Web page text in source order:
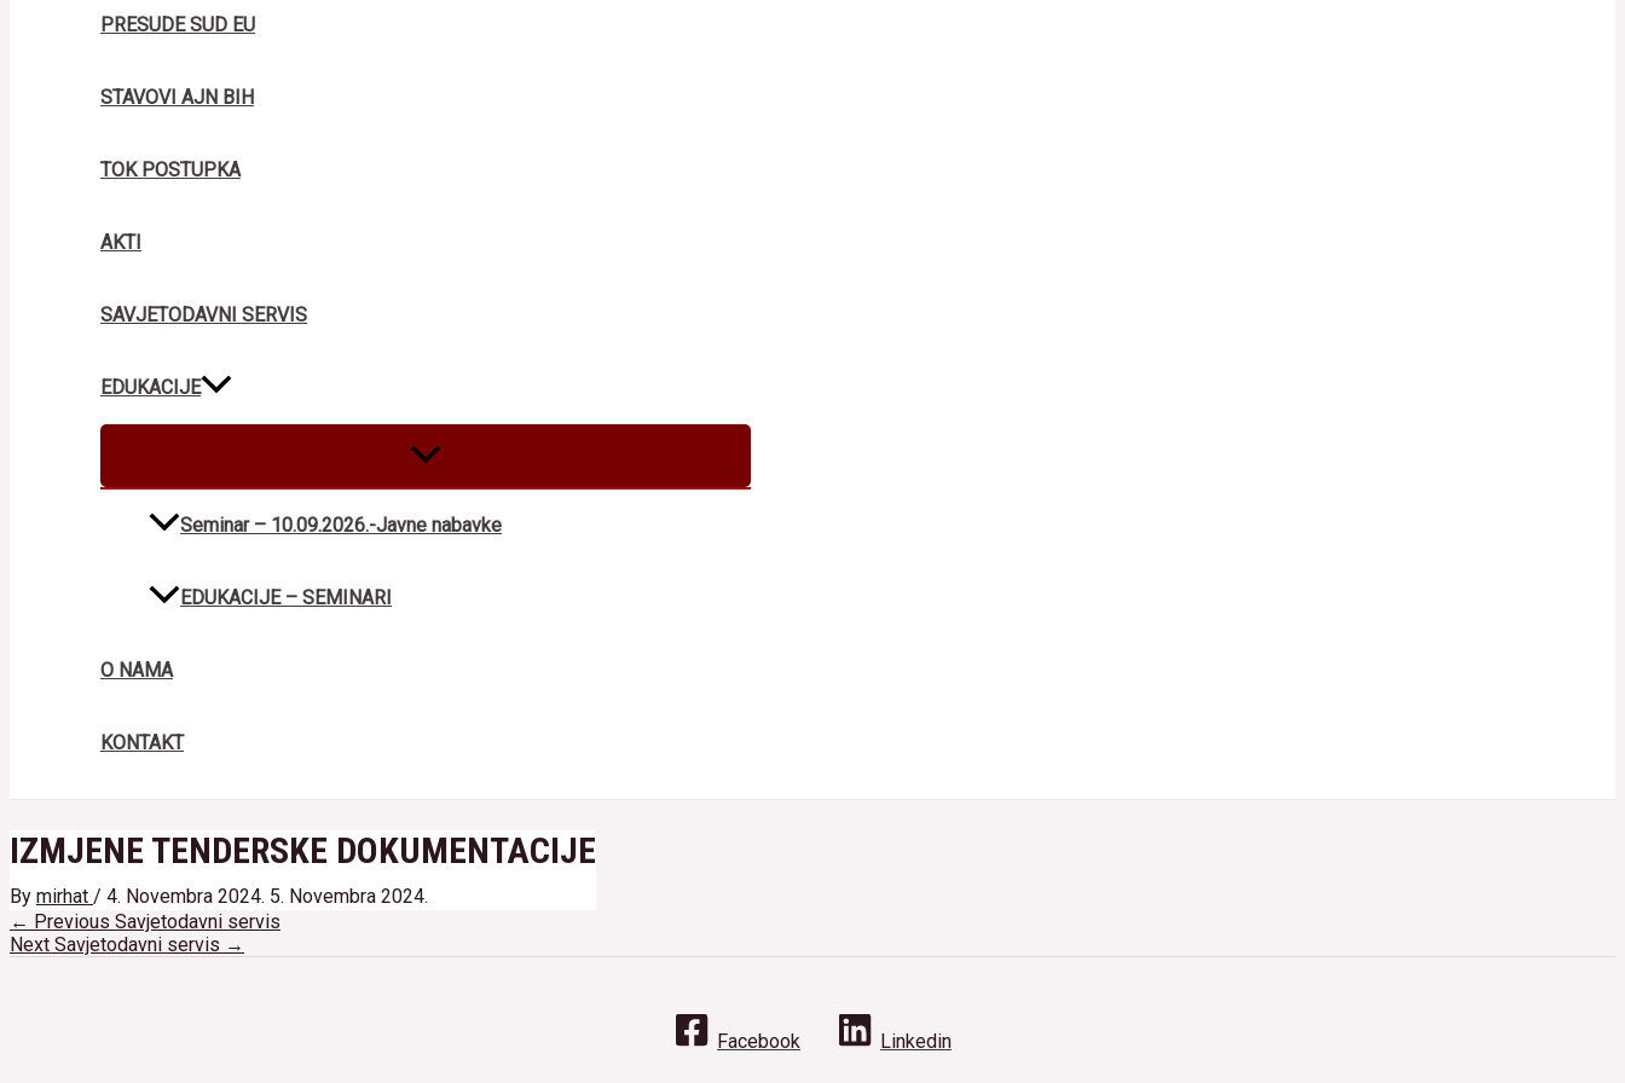
PRESUDE SUD EU
STAVOVI AJN BIH
TOK POSTUPKA
AKTI
SAVJETODAVNI SERVIS
EDUKACIJE
MENU
TOGGLE
Seminar – 10.09.2026.-Javne nabavke
EDUKACIJE – SEMINARI
O NAMA
KONTAKT
IZMJENE TENDERSKE DOKUMENTACIJE
By mirhat / 4. Novembra 2024. 5. Novembra 2024.
Navigacija
članaka
← Previous Savjetodavni servis
Next Savjetodavni servis →
Facebook Linkedin